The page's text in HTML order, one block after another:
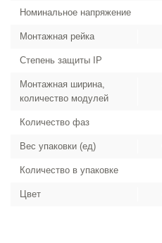
Номинальное напряжение
Монтажная рейка
Степень защиты IP
Монтажная ширина,
количество модулей
Количество фаз
Вес упаковки (ед)
Количество в упаковке
Цвет